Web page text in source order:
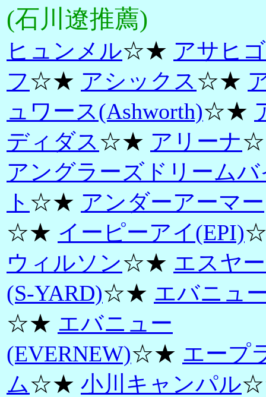
(石川遼推薦)
ヒュンメル☆★ アサヒ
フ☆★ アシックス☆★
ュワース(Ashworth)☆★
ディダス☆★ アリーナ
アングラーズドリームバ
ト ☆★ アンダーアーマー
☆★ イーピーアイ(EPI)
ウィルソン☆★ エスヤ
(S-YARD)☆★ エバニュ
☆★ エバニュー
(EVERNEW)☆★ エープ
ム☆★ 小川キャンパル